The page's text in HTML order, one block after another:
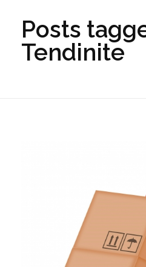
Posts
Tendinite